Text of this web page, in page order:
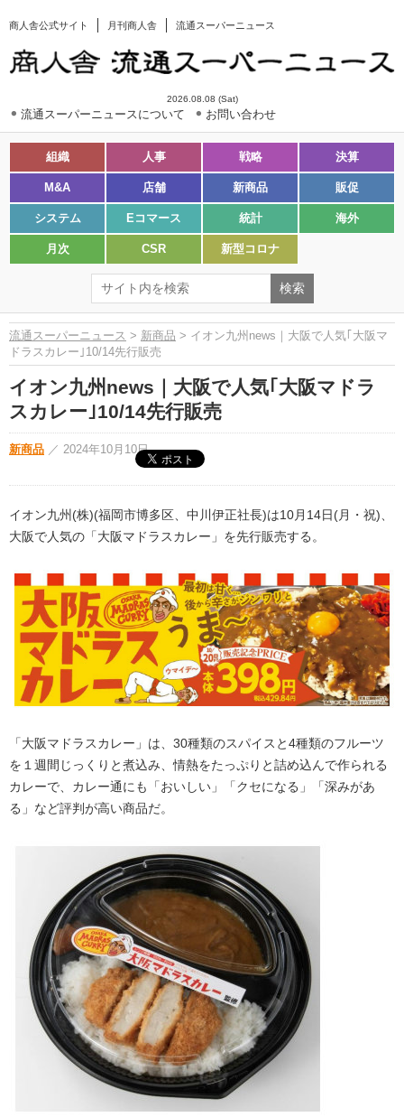
商人舎公式サイト 月刊商人舎 流通スーパーニュース
2026.08.08 (Sat)
流通スーパーニュースについて お問い合わせ
組織 人事 戦略 決算
M&A 店舗 新商品 販促
システム Eコマース 統計 海外
月次 CSR 新型コロナ
流通スーパーニュース > 新商品 > イオン九州news｜大阪で人気｢大阪マ
ドラスカレー｣10/14先行販売
イオン九州news｜大阪で人気｢大阪マドラ
スカレー｣10/14先行販売
新商品 ／ 2024年10月10日
イオン九州(株)(福岡市博多区、中川伊正社長)は10月14日(月・祝)、
大阪で人気の「大阪マドラスカレー」を先行販売する。
「大阪マドラスカレー」は、30種類のスパイスと4種類のフルーツ
を１週間じっくりと煮込み、情熱をたっぷりと詰め込んで作られる
カレーで、カレー通にも「おいしい」「クセになる」「深みがあ
る」など評判が高い商品だ。